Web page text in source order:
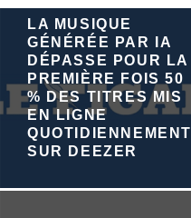
LA MUSIQUE
GÉNÉRÉE PAR IA
DÉPASSE POUR LA
PREMIÈRE FOIS 50
% DES TITRES MIS
EN LIGNE
QUOTIDIENNEMENT
SUR DEEZER